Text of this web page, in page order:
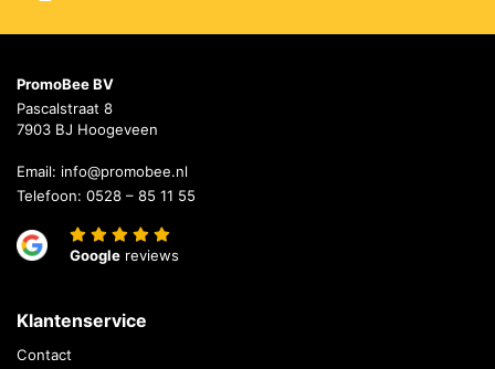
PromoBee BV
Pascalstraat 8
7903 BJ Hoogeveen
Email: info@promobee.nl
Telefoon: 0528 – 85 11 55
Google reviews
Klantenservice
Contact